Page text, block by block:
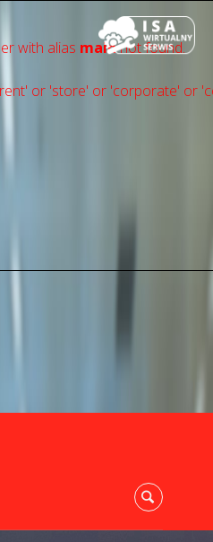
with alias mainnot found.
or 'store' or 'сorporate' or